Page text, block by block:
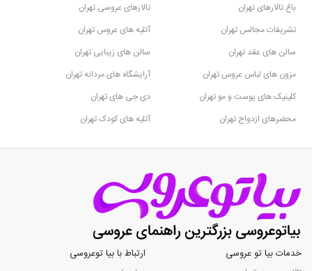
باغ تالارهای تهران
تالارهای عروسی تهران
تشریفات مجالس تهران
آتلیه های عروس تهران
سالن های عقد تهران
سالن های زیبایی تهران
مزون های لباس عروس تهران
آرایشگاه های مردانه تهران
کلینیک های پوست و مو تهران
دی جی های تهران
محضرهای ازدواج تهران
آتلیه های کودک تهران
خدمات بیا تو عروسی ارتباط با بیا توعروسی